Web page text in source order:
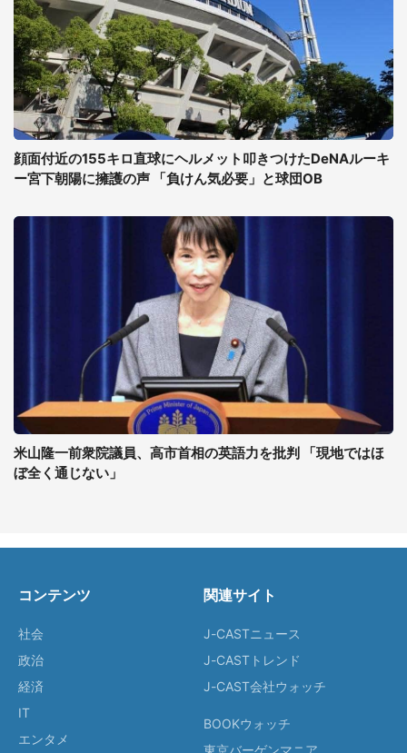
顔面付近の155キロ直球にヘルメット叩きつけたDeNAルーキ
ー宮下朝陽に擁護の声 「負けん気必要」と球団OB
米山隆一前衆院議員、高市首相の英語力を批判 「現地ではほ
ぼ全く通じない」
コンテンツ
社会
政治
経済
IT
エンタメ
関連サイト
J-CASTニュース
J-CASTトレンド
J-CAST会社ウォッチ
BOOKウォッチ
東京バーゲンマニア